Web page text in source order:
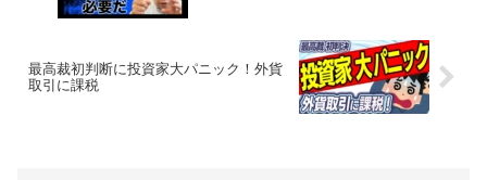
最高裁初判断に投資家大パニック！外貨
取引に課税